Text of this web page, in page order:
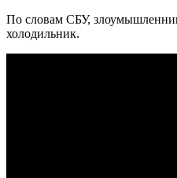
По словам СБУ,
холодильник.